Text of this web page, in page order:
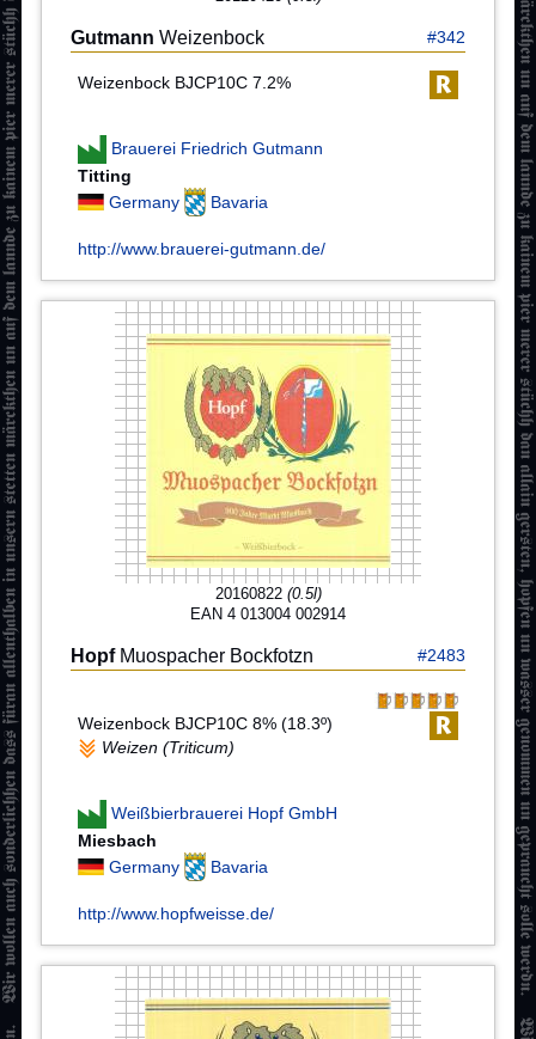
Gutmann Weizenbock #342
Weizenbock BJCP10C 7.2%
Brauerei Friedrich Gutmann
Titting
Germany
Bavaria
http://www.brauerei-gutmann.de/
20160822 (0.5l)
EAN 4 013004 002914
Hopf Muospacher Bockfotzn #2483
Weizenbock BJCP10C 8% (18.3º)
Weizen (Triticum)
Weißbierbrauerei Hopf GmbH
Miesbach
Germany
Bavaria
http://www.hopfweisse.de/